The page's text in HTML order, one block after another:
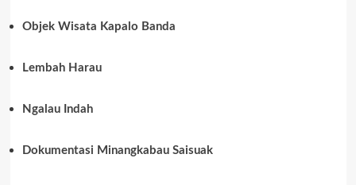
Objek Wisata Kapalo Banda
Lembah Harau
Ngalau Indah
Dokumentasi Minangkabau Saisuak